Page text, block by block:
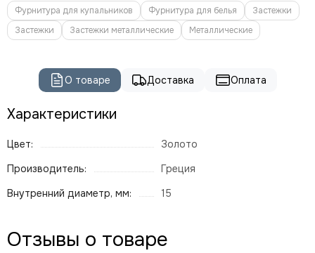
Фурнитура для купальников Фурнитура для белья
Застежки
Застежки
Застежки металлические Металлические
О товаре Доставка Оплата
Характеристики
Цвет:
Золото
Производитель:
Греция
Внутренний диаметр, мм:
15
Отзывы о товаре